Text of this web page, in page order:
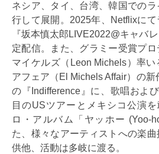
ネシア、タイ、台湾、韓国での
行して展開。2025年、Netflixに
『坂本慎太郎LIVE2022@キャバ
定配信。また、グラミー受賞プロ
マイケルズ（Leon Michels）率い
アフェア（El Michels Affair）の
の『Indifference』に、歌唱およ
目のUSツアーとメキシコ公演
ロ・アルバム「ヤッホー (Yoo-
た、様々なアーティストへの楽
供他、活動は多岐に渡る。